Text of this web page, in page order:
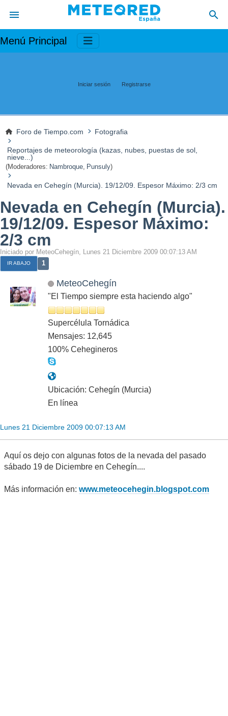
Menú Principal
Iniciar sesión Registrarse
Foro de Tiempo.com Fotografia
Reportajes de meteorología (kazas, nubes, puestas de sol,
nieve...)
(Moderadores: Nambroque, Punsuly)
Nevada en Cehegín (Murcia). 19/12/09. Espesor Máximo: 2/3 cm
Nevada en Cehegín (Murcia).
19/12/09. Espesor Máximo:
2/3 cm
Iniciado por MeteoCehegín, Lunes 21 Diciembre 2009 00:07:13 AM
IR ABAJO 1
MeteoCehegín
"El Tiempo siempre esta haciendo algo"
Supercélula Tornádica
Mensajes: 12,645
100% Cehegineros
Ubicación: Cehegín (Murcia)
En línea
Lunes 21 Diciembre 2009 00:07:13 AM
Aquí os dejo con algunas fotos de la nevada del pasado
sábado 19 de Diciembre en Cehegín....
Más información en: www.meteocehegin.blogspot.com